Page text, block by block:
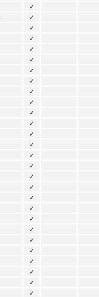
✓
✓
✓
✓
✓
✓
✓
✓
✓
✓
✓
✓
✓
✓
✓
✓
✓
✓
✓
✓
✓
✓
✓
✓
✓
✓
✓
✓